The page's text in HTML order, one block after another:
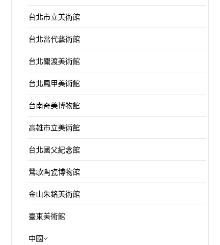
台北市立美術館
台北當代藝術館
台北關渡美術館
台北鳳甲美術館
台南奇美博物館
高雄市立美術館
台北國父紀念館
鶯歌陶瓷博物館
金山朱銘美術館
臺東美術館
中國